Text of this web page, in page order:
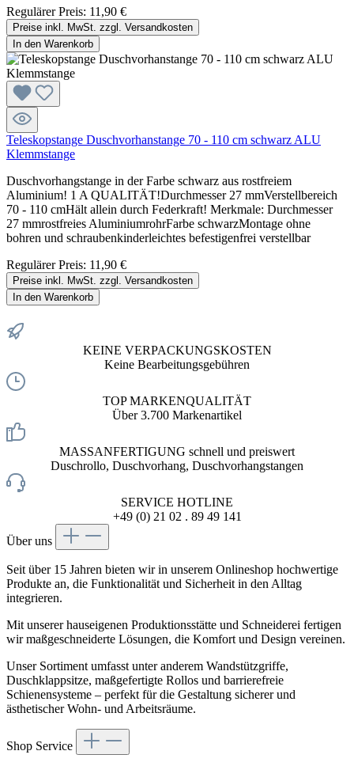
Regulärer Preis: 11,90 €
Preise inkl. MwSt. zzgl. Versandkosten
In den Warenkorb
Teleskopstange Duschvorhanstange 70 - 110 cm schwarz ALU
Klemmstange
Duschvorhangstange in der Farbe schwarz aus rostfreiem
Aluminium! 1 A QUALITÄT!Durchmesser 27 mmVerstellbereich
70 - 110 cmHält allein durch Federkraft! Merkmale: Durchmesser
27 mmrostfreies AluminiumrohrFarbe schwarzMontage ohne
bohren und schraubenkinderleichtes befestigenfrei verstellbar
Regulärer Preis: 11,90 €
Preise inkl. MwSt. zzgl. Versandkosten
In den Warenkorb
KEINE VERPACKUNGSKOSTEN
Keine Bearbeitungsgebühren
TOP MARKENQUALITÄT
Über 3.700 Markenartikel
MASSANFERTIGUNG schnell und preiswert
Duschrollo, Duschvorhang, Duschvorhangstangen
SERVICE HOTLINE
+49 (0) 21 02 . 89 49 141
Über uns
Seit über 15 Jahren bieten wir in unserem Onlineshop hochwertige
Produkte an, die Funktionalität und Sicherheit in den Alltag
integrieren.
Mit unserer hauseigenen Produktionsstätte und Schneiderei fertigen
wir maßgeschneiderte Lösungen, die Komfort und Design vereinen.
Unser Sortiment umfasst unter anderem Wandstützgriffe,
Duschklappsitze, maßgefertigte Rollos und barrierefreie
Schienensysteme – perfekt für die Gestaltung sicherer und
ästhetischer Wohn- und Arbeitsräume.
Shop Service